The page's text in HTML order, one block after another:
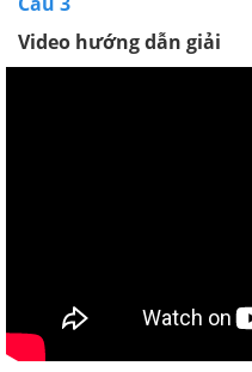
Video hướng dẫn giải